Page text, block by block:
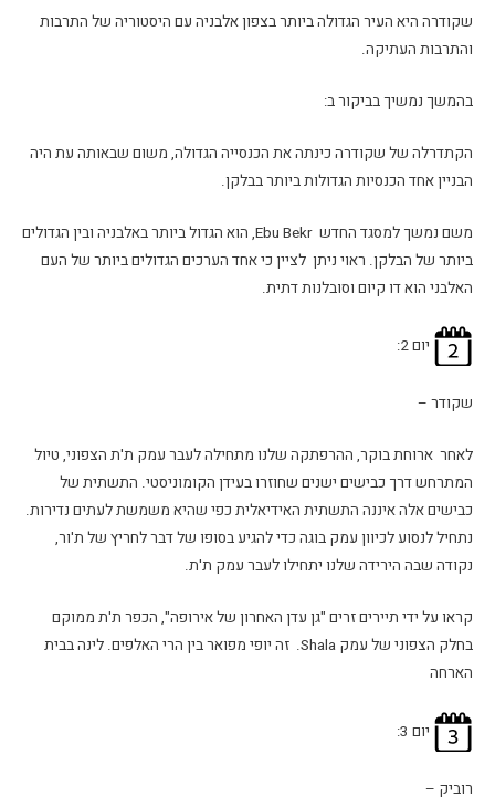
שקודרה היא העיר הגדולה ביותר בצפון אלבניה עם היסטוריה של התרבות
והתרבות העתיקה.
בהמשך נמשיך בביקור ב:
הקתדרלה של שקודרה כינתה את הכנסייה הגדולה, משום שבאותה עת היה
הבניין אחד הכנסיות הגדולות ביותר בבלקן.
משם נמשך למסגד החדש Ebu Bekr, הוא הגדול ביותר באלבניה ובין הגדולים
ביותר של הבלקן. ראוי ניתן לציין כי אחד הערכים הגדולים ביותר של העם
האלבני הוא דו קיום וסובלנות דתית.
יום 2:
שקודר –
לאחר ארוחת בוקר, ההרפתקה שלנו מתחילה לעבר עמק ת'ת הצפוני, טיול
המתרחש דרך כבישים ישנים שחוזרו בעידן הקומוניסטי. התשתית של
כבישים אלה איננה התשתית האידיאלית כפי שהיא משמשת לעתים נדירות.
נתחיל לנסוע לכיוון עמק בוגה כדי להגיע בסופו של דבר לחריץ של ת'ור,
נקודה שבה הירידה שלנו יתחילו לעבר עמק ת'ת.
קראו על ידי תיירים זרים "גן עדן האחרון של אירופה", הכפר ת'ת ממוקם
בחלק הצפוני של עמק Shala. זה יופי מפואר בין הרי האלפים. לינה בבית
הארחה
יום 3:
רוביק –